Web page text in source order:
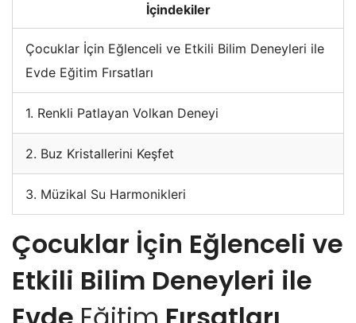
İçindekiler
Çocuklar İçin Eğlenceli ve Etkili Bilim Deneyleri ile
Evde Eğitim Fırsatları
1. Renkli Patlayan Volkan Deneyi
2. Buz Kristallerini Keşfet
3. Müzikal Su Harmonikleri
Çocuklar İçin Eğlenceli ve
Etkili Bilim Deneyleri ile